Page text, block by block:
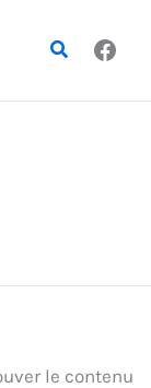
Rechercher
le contenu